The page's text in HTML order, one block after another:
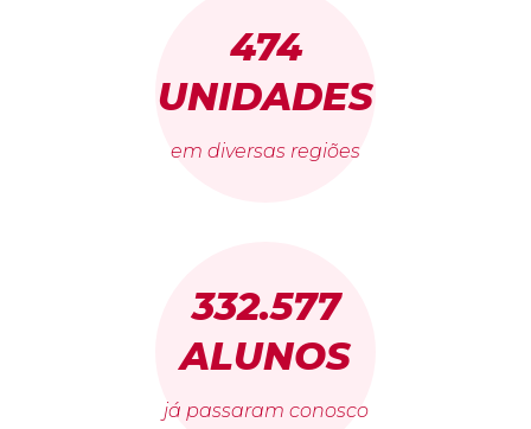
474
UNIDADES
em diversas regiões
332.577
ALUNOS
já passaram conosco